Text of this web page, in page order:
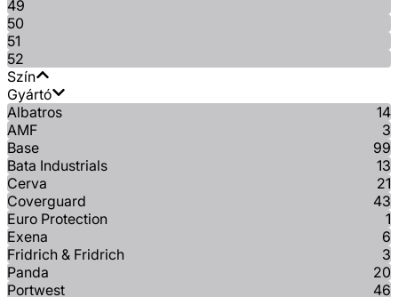
49
50
51
52
Szín
Gyártó
Albatros
14
AMF
3
Base
99
Bata Industrials
13
Cerva
21
Coverguard
43
Euro Protection
1
Exena
6
Fridrich & Fridrich
3
Panda
20
Portwest
46